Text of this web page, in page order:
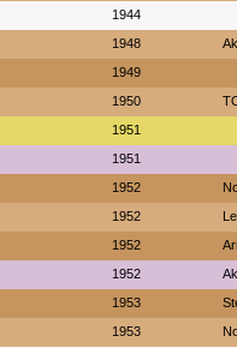
1944
1948
1949
1950
1951
1951
1952
1952
1952
1952
1953
1953